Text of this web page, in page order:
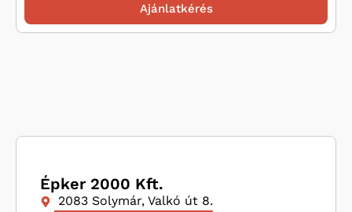
Ajánlatkérés
Épker 2000 Kft.
2083 Solymár, Valkó út 8.